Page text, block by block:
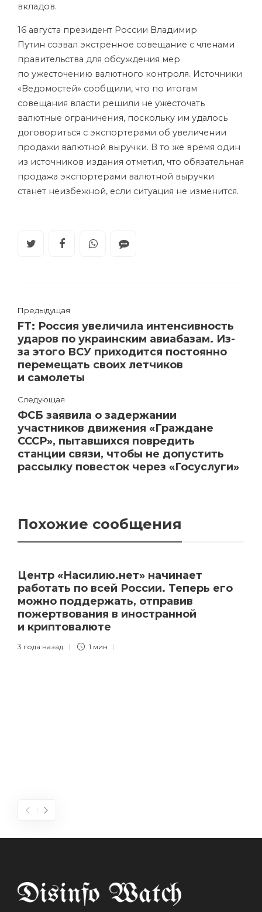
вкладов.
16 августа президент России Владимир
Путин созвал экстренное совещание с членами
правительства для обсуждения мер
по ужесточению валютного контроля. Источники
«Ведомостей» сообщили, что по итогам
совещания власти решили не ужесточать
валютные ограничения, поскольку им удалось
договориться с экспортерами об увеличении
продажи валютной выручки. В то же время один
из источников издания отметил, что обязательная
продажа экспортерами валютной выручки
станет неизбежной, если ситуация не изменится.
Предыдущая
FT: Россия увеличила интенсивность
ударов по украинским авиабазам. Из-
за этого ВСУ приходится постоянно
перемещать своих летчиков
и самолеты
Следующая
ФСБ заявила о задержании
участников движения «Граждане
СССР», пытавшихся повредить
станции связи, чтобы не допустить
рассылку повесток через «Госуслуги»
Похожие сообщения
Центр «Насилию.нет» начинает
работать по всей России. Теперь его
можно поддержать, отправив
пожертвования в иностранной
и криптовалюте
3 года назад 1 мин